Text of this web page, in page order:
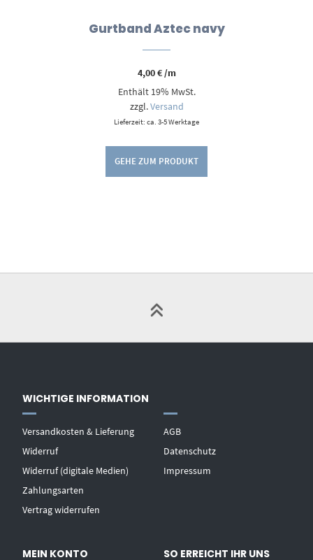
Gurtband Aztec navy
4,00€/m
Enthält 19% MwSt.
zzgl.Versand
Lieferzeit: ca. 3-5 Werktage
GEHE ZUM PRODUKT
WICHTIGE INFORMATION
Versandkosten & Lieferung
Widerruf
Widerruf (digitale Medien)
Zahlungsarten
Vertrag widerrufen
AGB
Datenschutz
Impressum
MEIN KONTO SO ERREICHT IHR UNS